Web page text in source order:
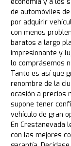
economía y a los
de automóviles
por adquirir
con menos
baratos a largo
impresionante y
lo comprásemos
Tanto es así que
renombre de la
ocasión a precios
supone tener
vehículo de gran
En Crestanevada
con las mejores